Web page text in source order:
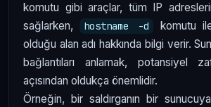
komutu gibi araçlar, tüm IP
sağlarken,
hostname -d
komutu
olduğu alan adı hakkında bilgi verir.
bağlantıları anlamak, potansiyel
açısından oldukça önemlidir.
Örneğin, bir saldırganın bir